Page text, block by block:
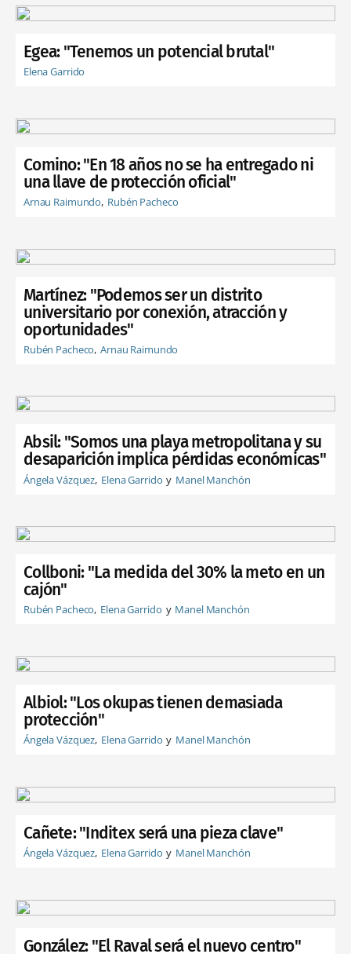
Egea: "Tenemos un potencial brutal"
Elena Garrido
Comino: "En 18 años no se ha entregado ni
una llave de protección oficial"
Arnau Raimundo Rubén Pacheco
Martínez: "Podemos ser un distrito
universitario por conexión, atracción y
oportunidades"
Rubén Pacheco Arnau Raimundo
Absil: "Somos una playa metropolitana y su
desaparición implica pérdidas económicas"
Ángela Vázquez Elena Garrido Manel Manchón
Collboni: "La medida del 30% la meto en un
cajón"
Rubén Pacheco Elena Garrido Manel Manchón
Albiol: "Los okupas tienen demasiada
protección"
Ángela Vázquez Elena Garrido Manel Manchón
Cañete: "Inditex será una pieza clave"
Ángela Vázquez Elena Garrido Manel Manchón
González: "El Raval será el nuevo centro"